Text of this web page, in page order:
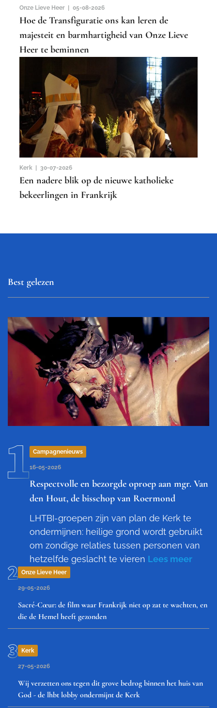
Onze Lieve Heer | 05-08-2026
Hoe de Transfiguratie ons kan leren de
majesteit en barmhartigheid van Onze Lieve
Heer te beminnen
Kerk | 30-07-2026
Een nadere blik op de nieuwe katholieke
bekeerlingen in Frankrijk
Best gelezen
Campagnenieuws
16-05-2026
Respectvolle en bezorgde oproep aan mgr. Van
den Hout, de bisschop van Roermond
LHTBI-groepen zijn van plan de Kerk te
ondermijnen: heilige grond wordt gebruikt
om zondige relaties tussen personen van
hetzelfde geslacht te vieren Lees meer
Onze Lieve Heer
29-05-2026
Sacré-Cœur: de film waar Frankrijk niet op zat te wachten, en
die de Hemel heeft gezonden
Kerk
27-05-2026
Wij verzetten ons tegen dit grove bedrog binnen het huis van
God - de lhbt lobby ondermijnt de Kerk